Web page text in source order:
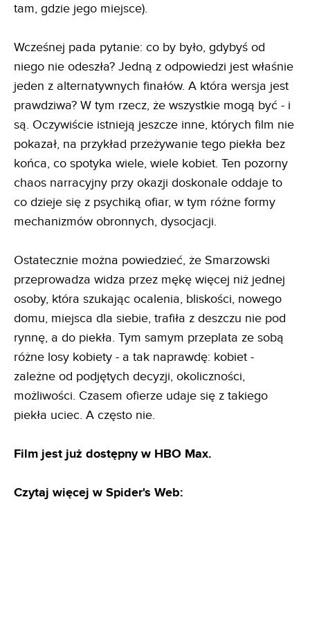
tam, gdzie jego miejsce).
Wcześnej pada pytanie: co by było, gdybyś od
niego nie odeszła? Jedną z odpowiedzi jest właśnie
jeden z alternatywnych finałów. A która wersja jest
prawdziwa? W tym rzecz, że wszystkie mogą być - i
są. Oczywiście istnieją jeszcze inne, których film nie
pokazał, na przykład przeżywanie tego piekła bez
końca, co spotyka wiele, wiele kobiet. Ten pozorny
chaos narracyjny przy okazji doskonale oddaje to
co dzieje się z psychiką ofiar, w tym różne formy
mechanizmów obronnych, dysocjacji.
Ostatecznie można powiedzieć, że Smarzowski
przeprowadza widza przez mękę więcej niż jednej
osoby, która szukając ocalenia, bliskości, nowego
domu, miejsca dla siebie, trafiła z deszczu nie pod
rynnę, a do piekła. Tym samym przeplata ze sobą
różne losy kobiety - a tak naprawdę: kobiet -
zależne od podjętych decyzji, okoliczności,
możliwości. Czasem ofierze udaje się z takiego
piekła uciec. A często nie.
Film jest już dostępny w HBO Max.
Czytaj więcej w Spider's Web: